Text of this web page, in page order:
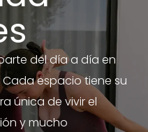
del día a día en
espacio tiene su
única de vivir el
y mucho